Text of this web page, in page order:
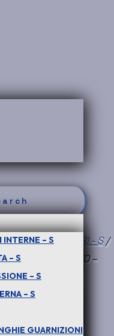
INTERNE – S
– S
– S
– S
GUARNIZIONI
SAFARI/ FILTRI - S/
CON SUPPORTO –